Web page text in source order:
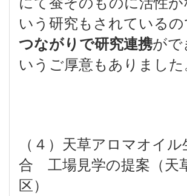
いう研究もされている
つながりで研究連携がで
いうご厚意もありました
（４）天草アロマオイ
合 工場見学の提案（天
区）